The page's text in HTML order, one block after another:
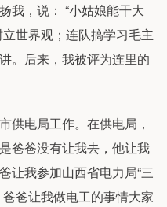
我，说： “小姑娘能干大
世界观；连队搞学习毛主
。后来，我被评为连里的
供电局工作。在供电局，
爸爸没有让我去，他让我
让我参加山西省电力局“三
爸让我做电工的事情大家